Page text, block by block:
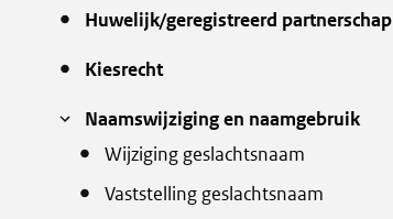
Huwelijk/geregistreerd partnerschap
Kiesrecht
Naamswijziging en naamgebruik
Wijziging geslachtsnaam
Vaststelling geslachtsnaam